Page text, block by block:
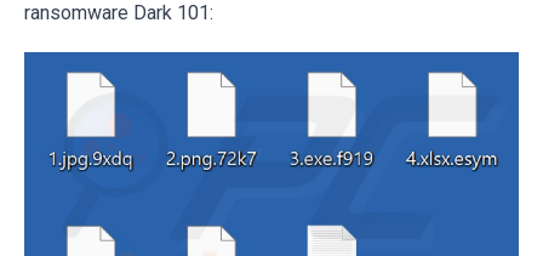
ransomware Dark 101: